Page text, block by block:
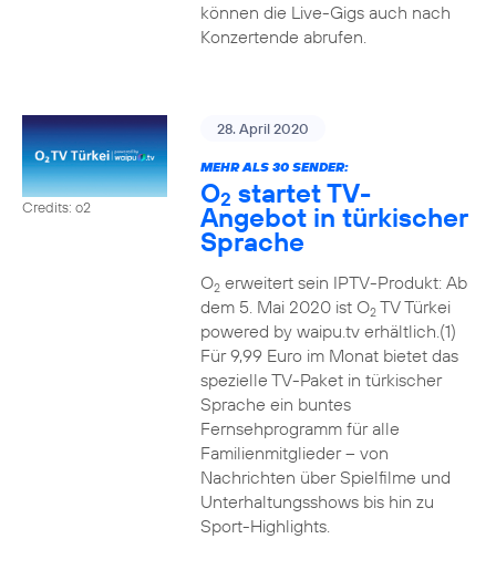
können die Live-Gigs auch nach
Konzertende abrufen.
Credits: o2
28. April 2020
MEHR ALS 30 SENDER:
O2 startet TV-
Angebot in türkischer
Sprache
O2erweitert sein IPTV-Produkt: Ab
dem 5. Mai 2020 ist O2TV Türkei
powered by waipu.tv erhältlich.(1)
Für 9,99 Euro im Monat bietet das
spezielle TV-Paket in türkischer
Sprache ein buntes
Fernsehprogramm für alle
Familienmitglieder – von
Nachrichten über Spielfilme und
Unterhaltungsshows bis hin zu
Sport-Highlights.